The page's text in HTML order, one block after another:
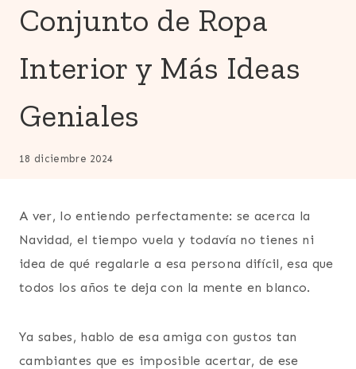
Conjunto de Ropa
Interior y Más Ideas
Geniales
18 diciembre 2024
A ver, lo entiendo perfectamente: se acerca la
Navidad, el tiempo vuela y todavía no tienes ni
idea de qué regalarle a esa persona difícil, esa que
todos los años te deja con la mente en blanco.
Ya sabes, hablo de esa amiga con gustos tan
cambiantes que es imposible acertar, de ese